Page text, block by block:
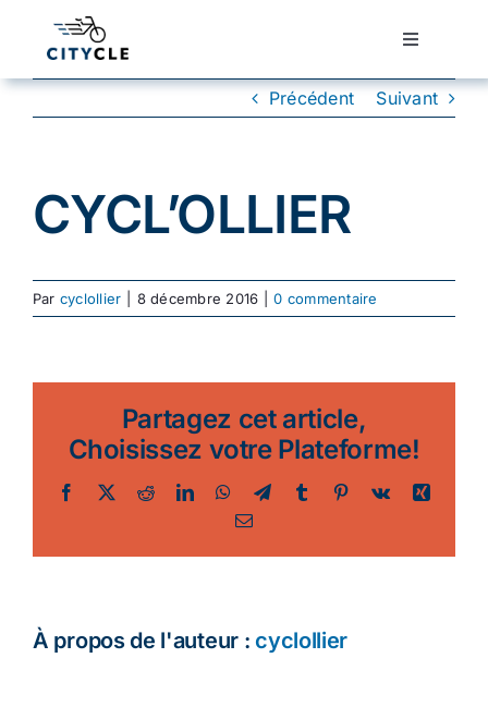
Toggle
Vélos de ville
Matériel
Conseils
Actualité
Précédent Suivant
CYCL’OLLIER
Par cyclollier 8 décembre 2016 0 commentaire
Partagez cet article,
Choisissez votre Plateforme!
Facebook
TwitterRedditLinkedInWhatsApp
TelegramTumblr Pinterest
Vk
Xing
Email
À propos de l'auteur :cyclollier